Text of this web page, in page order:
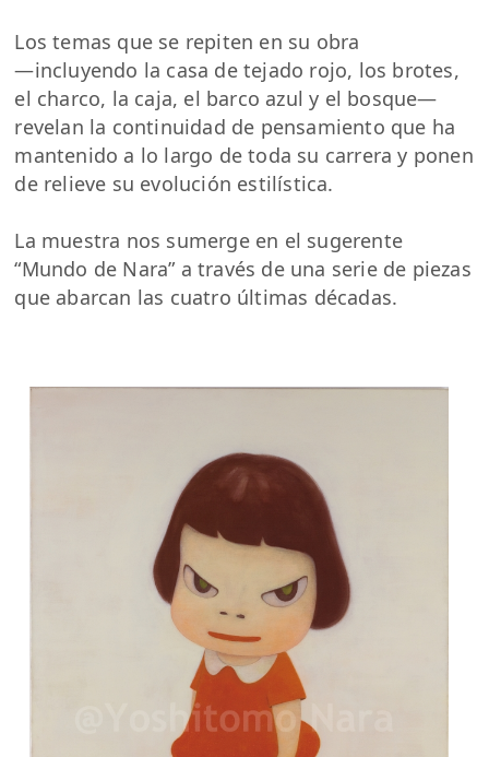
Los temas que se repiten en su obra
―incluyendo la casa de tejado rojo, los brotes,
el charco, la caja, el barco azul y el bosque―
revelan la continuidad de pensamiento que ha
mantenido a lo largo de toda su carrera y ponen
de relieve su evolución estilística.
La muestra nos sumerge en el sugerente
“Mundo de Nara” a través de una serie de piezas
que abarcan las cuatro últimas décadas.